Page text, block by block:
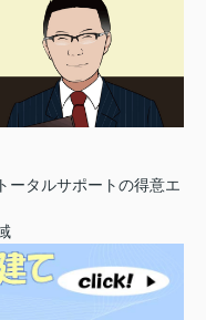
ータルサポートの得意エ